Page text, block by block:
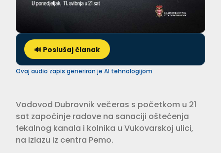
🔊 Poslušaj članak
Ovaj audio zapis generiran je AI tehnologijom
Vodovod Dubrovnik večeras s početkom u 21
sat započinje radove na sanaciji oštećenja
fekalnog kanala i kolnika u Vukovarskoj ulici,
na izlazu iz centra Pemo.